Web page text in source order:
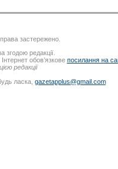
застережено.
згодою редакції.
обов’язкове посилання на
редакції
ласка, gazetapplus@gmail.com